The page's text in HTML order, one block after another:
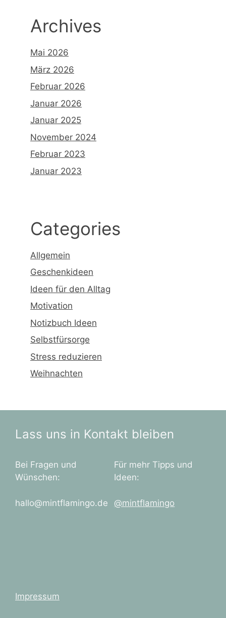
Archives
Mai 2026
März 2026
Februar 2026
Januar 2026
Januar 2025
November 2024
Februar 2023
Januar 2023
Categories
Allgemein
Geschenkideen
Ideen für den Alltag
Motivation
Notizbuch Ideen
Selbstfürsorge
Stress reduzieren
Weihnachten
Lass uns in Kontakt bleiben
Bei Fragen und
Wünschen:
hallo@mintflamingo.de
Für mehr Tipps und
Ideen:
@mintflamingo
Impressum